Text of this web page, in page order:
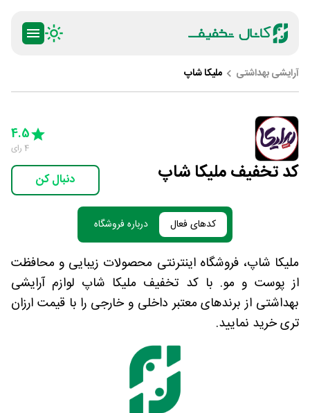
آرایشی بهداشتی ملیکا شاپ
کد تخفیف ملیکا شاپ
4 Stars
5 Stars
4.5
4 رای
دنبال کن
کدهای فعال درباره فروشگاه
ملیکا شاپ، فروشگاه اینترنتی محصولات زیبایی و محافظت
از پوست و مو. با کد تخفیف ملیکا شاپ لوازم آرایشی
بهداشتی از برندهای معتبر داخلی و خارجی را با قیمت ارزان
تری خرید نمایید.